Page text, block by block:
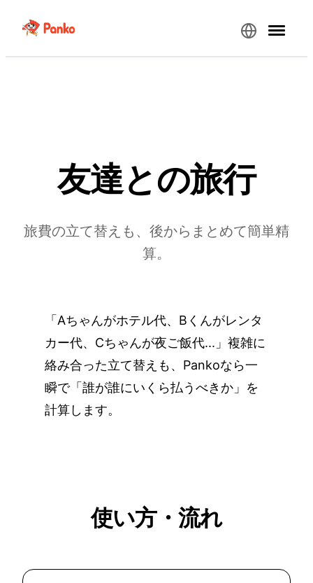
友達との旅行
旅費の立て替えも、後からまとめて簡単精
算。
「Aちゃんがホテル代、Bくんがレンタ
カー代、Cちゃんが夜ご飯代...」複雑に
絡み合った立て替えも、Pankoなら一
瞬で「誰が誰にいくら払うべきか」を
計算します。
使い方・流れ